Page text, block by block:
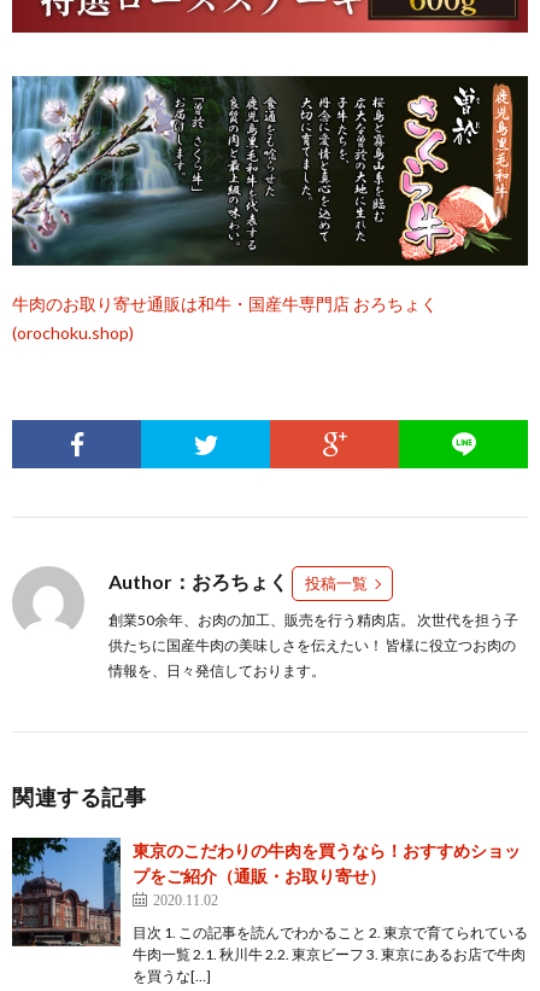
牛肉のお取り寄せ通販は和牛・国産牛専門店 おろちょく
(orochoku.shop)
Author：おろちょく 投稿一覧
創業50余年、お肉の加工、販売を行う精肉店。 次世代を担う子
供たちに国産牛肉の美味しさを伝えたい！ 皆様に役立つお肉の
情報を、日々発信しております。
関連する記事
東京のこだわりの牛肉を買うなら！おすすめショッ
プをご紹介（通販・お取り寄せ）
2020.11.02
目次 1. この記事を読んでわかること 2. 東京で育てられている
牛肉一覧 2.1. 秋川牛 2.2. 東京ビーフ 3. 東京にあるお店で牛肉
を買うな[…]